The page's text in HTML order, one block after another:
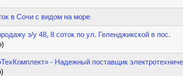
в Сочи с видом на море
з/у 48, 8 соток по ул. Геленджикской в пос.
- Надежный поставщик